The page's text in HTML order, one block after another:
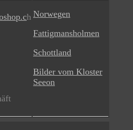
h Norwegen
Fattigmansholmen
Schottland
Bilder vom Kloster
Seeon